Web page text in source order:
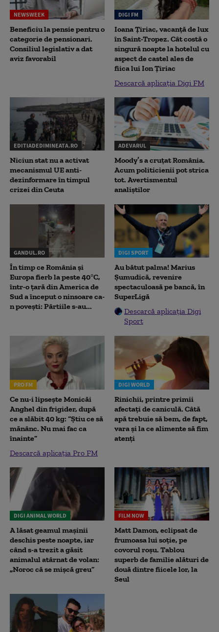
NEWSWEEK
Beneficiu la pensie pentru o
categorie de pensionari.
Consiliul legislativ a dat
aviz favorabil
DIGI FM
Ioana Țiriac, vacanță de lux
în Saint-Tropez. Cât costă o
singură noapte la hotelul cu
aspect de castel ales de
fiica lui Ion Țiriac
Descarcă aplicația Digi FM
EDITIADEDIMINEATA.RO
Niciun stat nu a activat
mecanismul UE anti-
dezinformare în timpul
crizei din Ceuta
ADEVARUL
Moody’s a cruțat România.
Acum politicienii pot strica
tot. Avertismentul
analiștilor
GANDUL.RO
În timp ce România și
Europa fierb la peste 40°C,
într-o țară din America de
Sud a început o ninsoare ca-
n povești: Pârtiile s-au...
DIGI SPORT
Au bătut palma! Marius
Șumudică, revenire
spectaculoasă pe bancă, în
SuperLigă
Descarcă aplicația Digi
Sport
PRO FM
Ce nu-i lipsește Monicăi
Anghel din frigider, după
ce a slăbit 40 kg: “Știu ce să
mănânc. Nu mai fac ca
înainte”
Descarcă aplicația Pro FM
DIGI WORLD
Rinichii, printre primii
afectați de caniculă. Câtă
apă trebuie să bem, de fapt,
vara și la ce alimente să fim
atenți
DIGI ANIMAL WORLD
A lăsat geamul mașinii
deschis peste noapte, iar
când s-a trezit a găsit
animalul atârnat de volan:
„Noroc că se mișcă greu”
FILM NOW
Matt Damon, eclipsat de
frumoasa lui soție, pe
covorul roșu. Tablou
superb de familie alături de
două dintre fiicele lor, la
Seul